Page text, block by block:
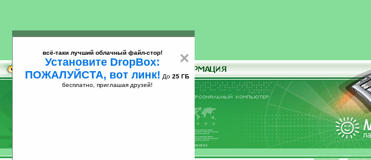
×
всё-таки лучший облачный файл-стор!
Установите DropBox:
ПОЖАЛУЙСТА, вот линк! До 25 ГБ
бесплатно, приглашая друзей!